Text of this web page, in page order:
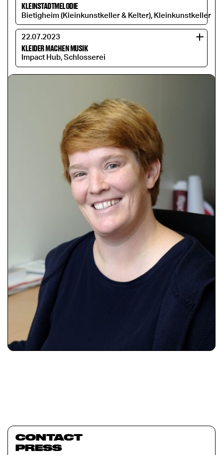
KLEINSTADTMELODIE
Bietigheim (Kleinkunstkeller & Kelter), Kleinkunstkeller
22.07.2023
KLEIDER MACHEN MUSIK
Impact Hub, Schlosserei
CONTACT
PRESS